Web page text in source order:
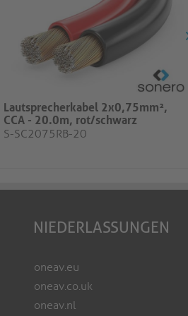
Lautsprecherkabel 2x0,75mm²,
CCA - 20.0m, rot/schwarz
S-SC2075RB-20
NIEDERLASSUNGEN
oneav.eu
oneav.co.uk
oneav.nl